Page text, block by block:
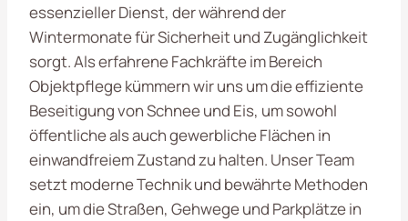
essenzieller Dienst, der während der
Wintermonate für Sicherheit und Zugänglichkeit
sorgt. Als erfahrene Fachkräfte im Bereich
Objektpflege kümmern wir uns um die effiziente
Beseitigung von Schnee und Eis, um sowohl
öffentliche als auch gewerbliche Flächen in
einwandfreiem Zustand zu halten. Unser Team
setzt moderne Technik und bewährte Methoden
ein, um die Straßen, Gehwege und Parkplätze in